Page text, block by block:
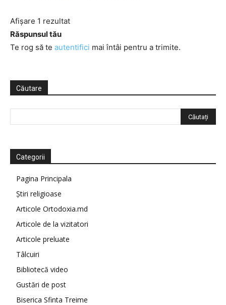
Afișare 1 rezultat
Răspunsul tău
Te rog să te autentifici mai întâi pentru a trimite.
Căutare
Categorii
Pagina Principala
Știri religioase
Articole Ortodoxia.md
Articole de la vizitatori
Articole preluate
Tâlcuiri
Bibliotecă video
Gustări de post
Biserica Sfinta Treime